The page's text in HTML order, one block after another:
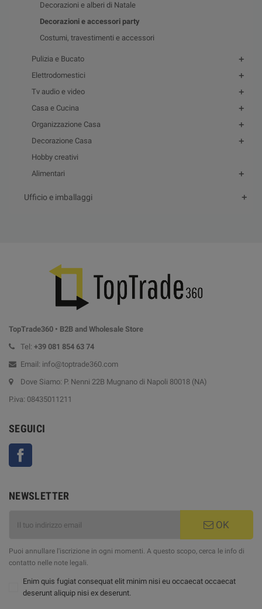
Decorazioni e alberi di Natale
Decorazioni e accessori party
Costumi, travestimenti e accessori
Pulizia e Bucato
Elettrodomestici
Tv audio e video
Casa e Cucina
Organizzazione Casa
Decorazione Casa
Hobby creativi
Alimentari
Ufficio e imballaggi
TopTrade360 • B2B and Wholesale Store
Tel: +39 081 854 63 74
Email: info@toptrade360.com
Dove Siamo: P. Nenni 22B Mugnano di Napoli 80018 (NA)
P.iva: 08435011211
SEGUICI
NEWSLETTER
OK
Puoi annullare l'iscrizione in ogni momenti. A questo scopo, cerca le info di
contatto nelle note legali.
Enim quis fugiat consequat elit minim nisi eu occaecat occaecat
deserunt aliquip nisi ex deserunt.